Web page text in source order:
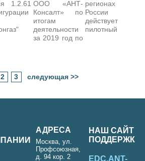
1.2.61 ООО «АНТ-
Консалт» по
итогам
деятельности
за 2019 год по
регионах
России
действует
пилотный
2 3 следующая >>
АДРЕСА
Москва, ул.
Профсоюзная,
д. 94 кор. 2
НАШ САЙТ
ПОДДЕРЖКИ
EDC.ANT-